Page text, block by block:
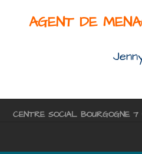
AGENT DE
CENTRE SOCIAL BOURGOGNE7